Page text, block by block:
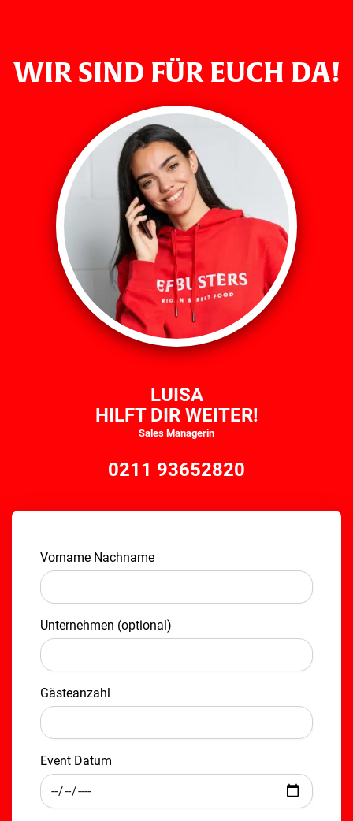
WIR SIND FÜR EUCH DA!
Vorname Nachname
Unternehmen (optional)
Gästeanzahl
Event Datum
LUISA
HILFT DIR WEITER!
Sales Managerin
0211 93652820